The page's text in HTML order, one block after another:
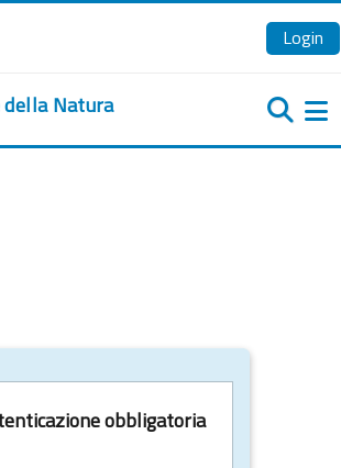
Login
della Natura
obbligatoria